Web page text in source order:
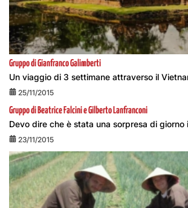
Gruppo di Gianfranco Galimberti
Un viaggio di 3 settimane attraverso il
25/11/2015
Gruppo di Beatrice Falcini e Gilberto Lanfranconi
Devo dire che è stata una sorpresa di giorno
23/11/2015